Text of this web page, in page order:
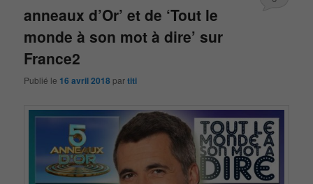
anneaux d’Or’ et de ‘Tout le
monde à son mot à dire’ sur
France2
Publié le 16 avril 2018 partiti